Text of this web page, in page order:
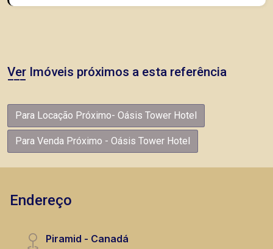
Ver Imóveis próximos a esta referência
Para Locação Próximo- Oásis Tower Hotel
Para Venda Próximo - Oásis Tower Hotel
Endereço
Piramid - Canadá